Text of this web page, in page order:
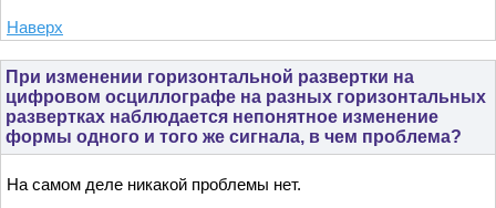
Наверх
При изменении горизонтальной развертки на
цифровом осциллографе на разных горизонтальных
развертках наблюдается непонятное изменение
формы одного и того же сигнала, в чем проблема?
На самом деле никакой проблемы нет.